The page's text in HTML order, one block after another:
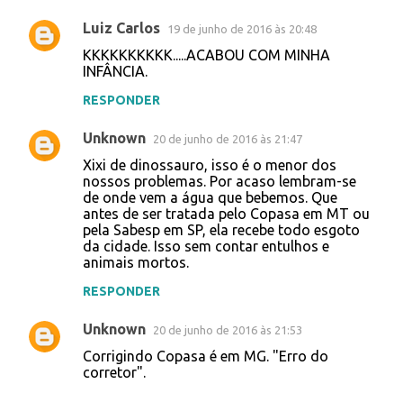
C
n
Luiz Carlos 19 de junho de 2016 às 20:48
KKKKKKKKKK.....ACABOU COM MINHA
INFÂNCIA.
RESPONDER
Unknown 20 de junho de 2016 às 21:47
Xixi de dinossauro, isso é o menor dos
nossos problemas. Por acaso lembram-se
de onde vem a água que bebemos. Que
antes de ser tratada pelo Copasa em MT ou
pela Sabesp em SP, ela recebe todo esgoto
da cidade. Isso sem contar entulhos e
animais mortos.
RESPONDER
Unknown 20 de junho de 2016 às 21:53
Corrigindo Copasa é em MG. "Erro do
corretor".